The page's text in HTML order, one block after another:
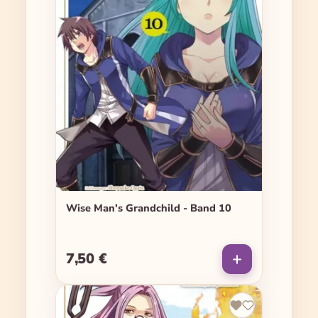
Wise Man's Grandchild - Band 10
Regulärer Preis:
7,50 €